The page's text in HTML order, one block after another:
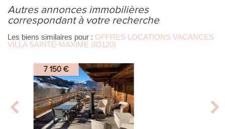
autres annonces immobilières
correspondant à votre recherche
Les biens similaires pour : OFFRES LOCATIONS VACANCES
VILLA SAINTE-MAXIME (83120)
8 000 €